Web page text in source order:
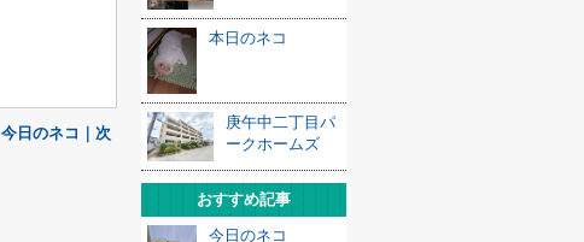
今日のネコ｜次
本日のネコ
庚午中二丁目パ
ークホームズ
おすすめ記事
今日のネコ